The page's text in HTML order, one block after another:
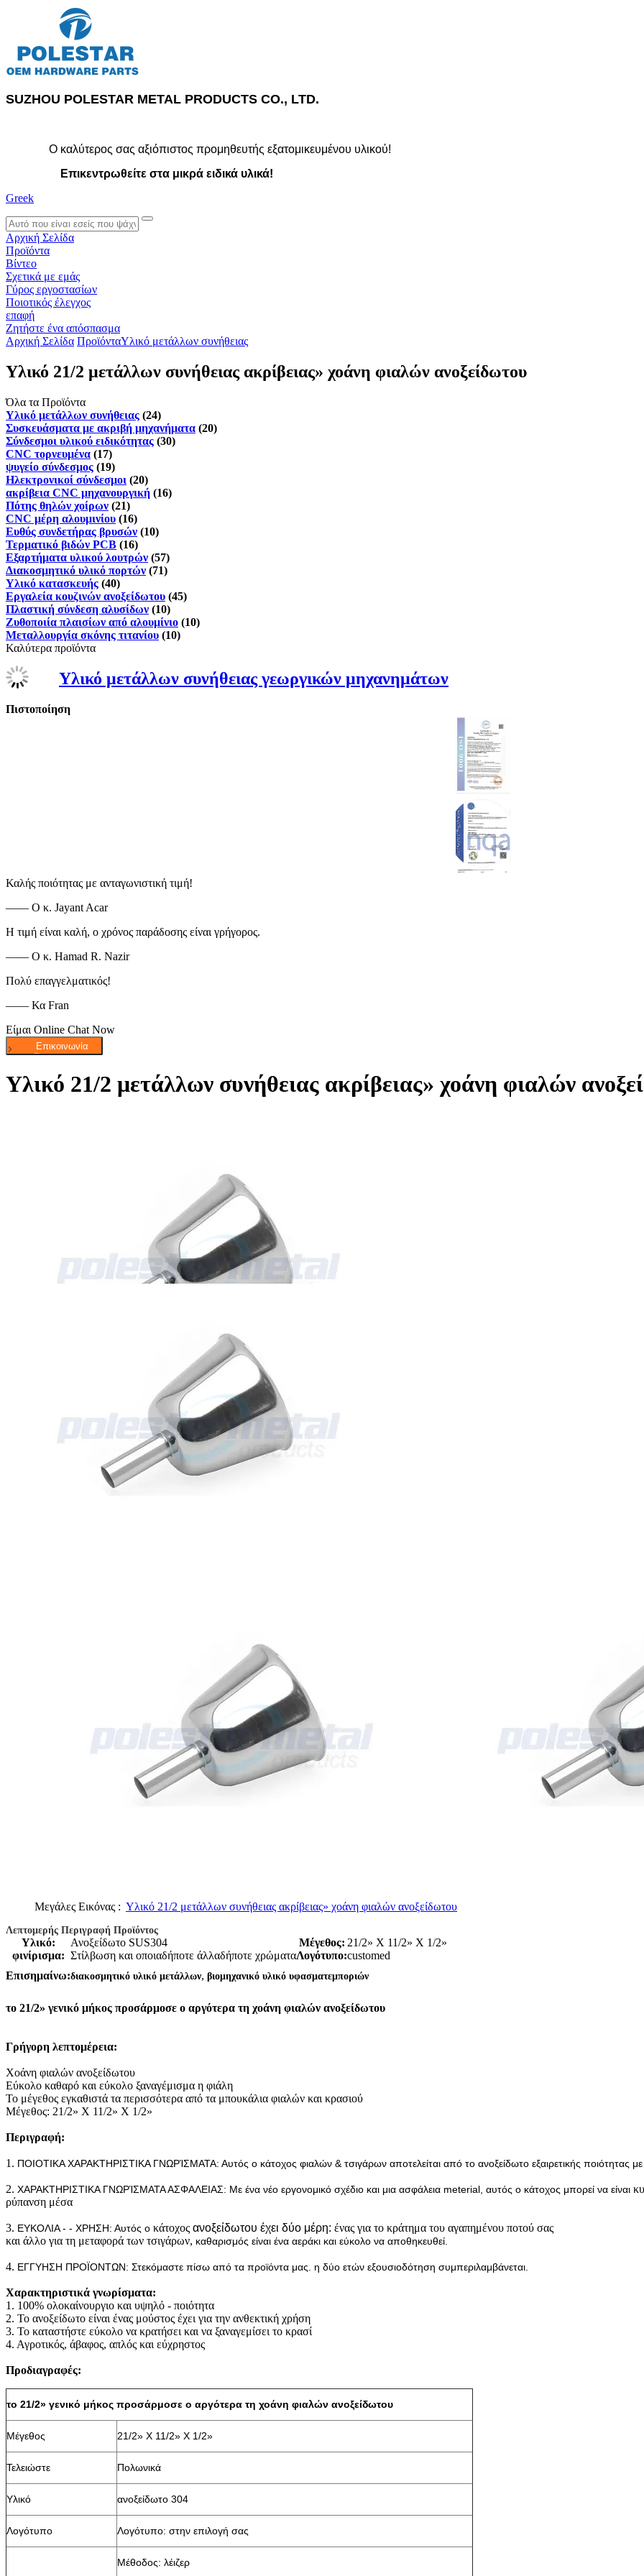
SUZHOU POLESTAR METAL PRODUCTS CO., LTD.
Ο καλύτερος σας αξιόπιστος προμηθευτής εξατομικευμένου υλικού!
Επικεντρωθείτε στα μικρά ειδικά υλικά!
Greek
search
Αρχική Σελίδα
Προϊόντα
Βίντεο
Σχετικά με εμάς
Γύρος εργοστασίων
Ποιοτικός έλεγχος
επαφή
Ζητήστε ένα απόσπασμα
Αρχική Σελίδα ΠροϊόνταΥλικό μετάλλων συνήθειας
Υλικό 21/2 μετάλλων συνήθειας ακρίβειας» χοάνη φιαλών ανοξείδωτου
Όλα τα Προϊόντα
Υλικό μετάλλων συνήθειας (24)
Συσκευάσματα με ακριβή μηχανήματα (20)
Σύνδεσμοι υλικού ειδικότητας (30)
CNC τορνευμένα (17)
ψυγείο σύνδεσμος (19)
Ηλεκτρονικοί σύνδεσμοι (20)
ακρίβεια CNC μηχανουργική (16)
Πότης θηλών χοίρων (21)
CNC μέρη αλουμινίου (16)
Ευθύς συνδετήρας βρυσών (10)
Τερματικό βιδών PCB (16)
Εξαρτήματα υλικού λουτρών (57)
Διακοσμητικό υλικό πορτών (71)
Υλικό κατασκευής (40)
Εργαλεία κουζινών ανοξείδωτου (45)
Πλαστική σύνδεση αλυσίδων (10)
Ζυθοποιία πλαισίων από αλουμίνιο (10)
Μεταλλουργία σκόνης τιτανίου (10)
Καλύτερα προϊόντα
Υλικό μετάλλων συνήθειας γεωργικών μηχανημάτων
Πιστοποίηση
Καλής ποιότητας με ανταγωνιστική τιμή!
—— Ο κ. Jayant Acar
Η τιμή είναι καλή, ο χρόνος παράδοσης είναι γρήγορος.
—— Ο κ. Hamad R. Nazir
Πολύ επαγγελματικός!
—— Κα Fran
Είμαι Online Chat Now
Υλικό 21/2 μετάλλων συνήθειας ακρίβειας» χοάνη φιαλών
Μεγάλες Εικόνας : Υλικό 21/2 μετάλλων συνήθειας ακρίβειας» χοάνη φιαλών ανοξείδωτου
Λεπτομερής Περιγραφή Προϊόντος
Υλικό: Ανοξείδωτο SUS304 Μέγεθος: 21/2» Χ 11/2» Χ 1/2»
φινίρισμα: Στίλβωση και οποιαδήποτε άλλαδήποτε χρώματαΛογότυπο:customed
Επισημαίνω:διακοσμητικό υλικό μετάλλων, βιομηχανικό υλικό υφασματεμποριών
το 21/2» γενικό μήκος προσάρμοσε ο αργότερα τη χοάνη φιαλών ανοξείδωτου
Γρήγορη λεπτομέρεια:
Χοάνη φιαλών ανοξείδωτου
Εύκολο καθαρό και εύκολο ξαναγέμισμα η φιάλη
Το μέγεθος εγκαθιστά τα περισσότερα από τα μπουκάλια φιαλών και κρασιού
Μέγεθος: 21/2» Χ 11/2» Χ 1/2»
Περιγραφή:
1. ΠΟΙΟΤΙΚΑ ΧΑΡΑΚΤΗΡΙΣΤΙΚΑ ΓΝΩΡΊΣΜΑΤΑ: Αυτός ο κάτοχος φιαλών & τσιγάρων αποτελείται από το ανοξείδωτο εξαιρετικής ποιότητας με
2. ΧΑΡΑΚΤΗΡΙΣΤΙΚΑ ΓΝΩΡΊΣΜΑΤΑ ΑΣΦΑΛΕΙΑΣ: Με ένα νέο εργονομικό σχέδιο και μια ασφάλεια meterial, αυτός ο κάτοχος μπορεί να είναι
ρύπανση μέσα
3. ΕΥΚΟΛΙΑ - - ΧΡΗΣΗ: Αυτός ο κάτοχος ανοξείδωτου έχει δύο μέρη: ένας για το κράτημα του αγαπημένου ποτού σας
και άλλο για τη μεταφορά των τσιγάρων, καθαρισμός είναι ένα αεράκι και εύκολο να αποθηκευθεί.
4. ΕΓΓΥΗΣΗ ΠΡΟΪΟΝΤΩΝ: Στεκόμαστε πίσω από τα προϊόντα μας. η δύο ετών εξουσιοδότηση συμπεριλαμβάνεται.
Χαρακτηριστικά γνωρίσματα:
1. 100% ολοκαίνουργιο και υψηλό - ποιότητα
2. Το ανοξείδωτο είναι ένας μούστος έχει για την ανθεκτική χρήση
3. Το καταστήστε εύκολο να κρατήσει και να ξαναγεμίσει το κρασί
4. Αγροτικός, άβαφος, απλός και εύχρηστος
Προδιαγραφές:
το 21/2» γενικό μήκος προσάρμοσε ο αργότερα τη χοάνη φιαλών ανοξείδωτου
Μέγεθος 21/2» Χ 11/2» Χ 1/2»
Τελειώστε Πολωνικά
Υλικό ανοξείδωτο 304
Λογότυπο Λογότυπο: στην επιλογή σας
Μέθοδος: λέιζερ